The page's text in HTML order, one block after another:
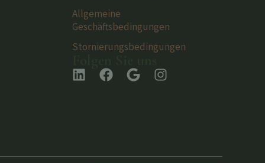
Allgemeine
Geschäftsbedingungen
Stornierungsbedingungen